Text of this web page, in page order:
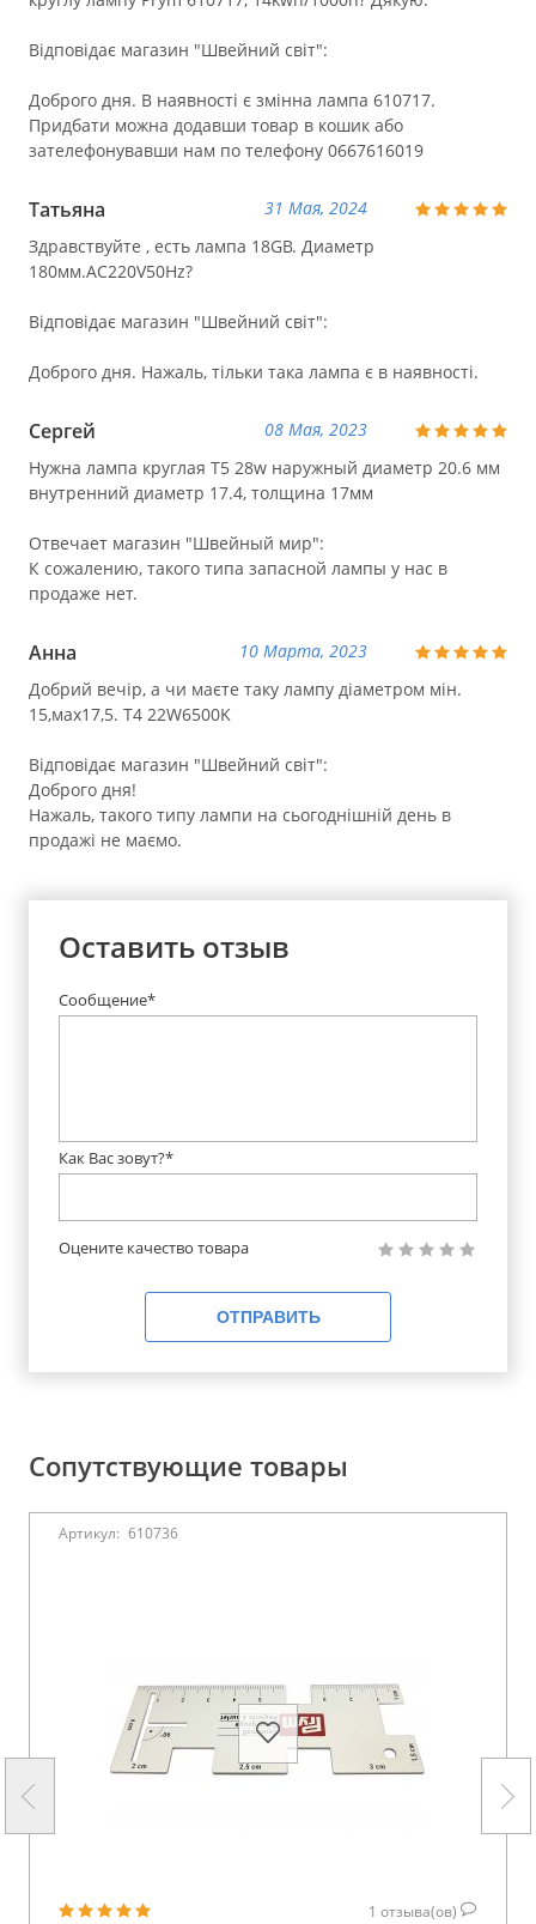
Відповідає магазин "Швейний світ":
Доброго дня. В наявності є змінна лампа 610717.
Придбати можна додавши товар в кошик або
зателефонувавши нам по телефону 0667616019
Татьяна
31 Мая, 2024
Здравствуйте , есть лампа 18GB. Диаметр
180мм.АС220V50Hz?
Відповідає магазин "Швейний світ":
Доброго дня. Нажаль, тільки така лампа є в наявності.
Сергей
08 Мая, 2023
Нужна лампа круглая T5 28w наружный диаметр 20.6 мм
внутренний диаметр 17.4, толщина 17мм
Отвечает магазин "Швейный мир":
К сожалению, такого типа запасной лампы у нас в
продаже нет.
Анна
10 Марта, 2023
Добрий вечір, а чи маєте таку лампу діаметром мін.
15,мах17,5. T4 22W6500K
Відповідає магазин "Швейний світ":
Доброго дня!
Нажаль, такого типу лампи на сьогоднішній день в
продажі не маємо.
Оставить отзыв
Сообщение*
Как Вас зовут?*
Оцените качество товара
ОТПРАВИТЬ
Сопутствующие товары
Артикул: 610736
1 отзыва(ов)